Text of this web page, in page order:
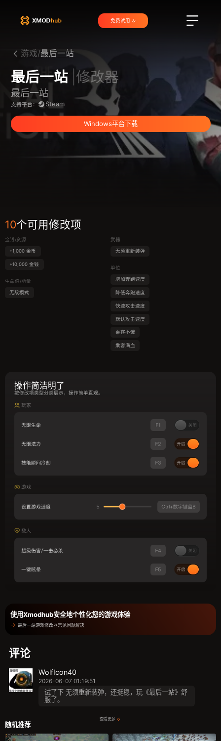
免费试用
游戏/最后一站
最后一站 |修改器
最后一站
支持平台： Steam
Windows平台下载
10个可用修改项
金钱/资源
+1,000 金币
+10,000 金钱
生命值/能量
无敌模式
武器
无须重新装弹
单位
增加奔跑速度
降低奔跑速度
快速攻击速度
默认攻击速度
乘客不饿
乘客满血
操作简洁明了
按修改项类型分类展示，操作简单直观。
使用Xmodhub安全地个性化您的游戏体验
最后一站游戏修改器常见问题解决
评论
WolfIcon40
2026-06-07 01:19:51
试了下 无须重新装弹，还挺稳，玩《最后一站》舒
服了。
查看更多
随机推荐